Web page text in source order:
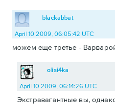
blackabbat
April 10 2009, 06:05:42 UTC
можем еще третье -
olisi4ka
April 10 2009, 06:14:26 UTC
Экстравагантные вы,